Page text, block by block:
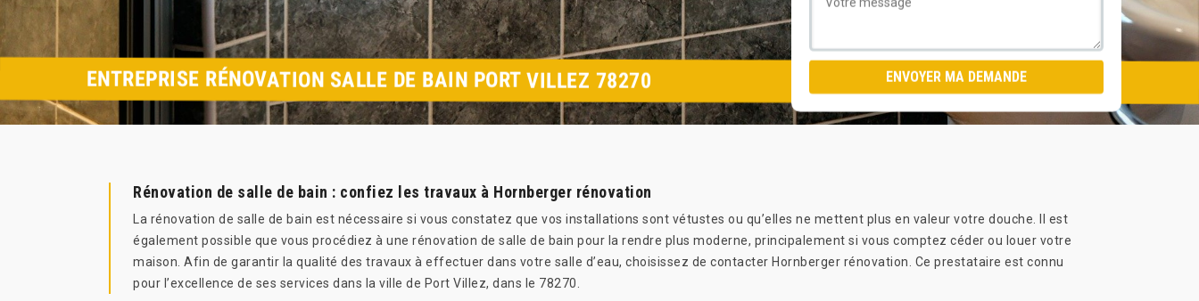
ENTREPRISE RÉNOVATION SALLE DE BAIN PORT VILLEZ 78270
Rénovation de salle de bain : confiez les travaux à Hornberger rénovation
La rénovation de salle de bain est nécessaire si vous constatez que vos installations sont vétustes ou qu’elles ne mettent plus en valeur votre douche. Il est
également possible que vous procédiez à une rénovation de salle de bain pour la rendre plus moderne, principalement si vous comptez céder ou louer votre
maison. Afin de garantir la qualité des travaux à effectuer dans votre salle d’eau, choisissez de contacter Hornberger rénovation. Ce prestataire est connu
pour l’excellence de ses services dans la ville de Port Villez, dans le 78270.